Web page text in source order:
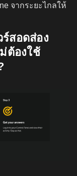
จากระยะไกลให้
สอดส่อง
ต้องใช้